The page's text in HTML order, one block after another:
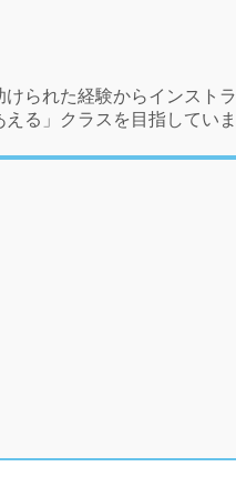
られた経験からインスト
る」クラスを目指して